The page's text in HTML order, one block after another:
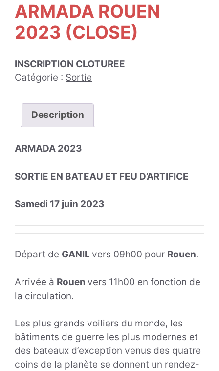
ARMADA ROUEN
2023 (CLOSE)
INSCRIPTION CLOTUREE
Catégorie : Sortie
Description
ARMADA 2023
SORTIE EN BATEAU ET FEU D’ARTIFICE
Samedi 17 juin 2023
Départ de GANIL vers 09h00 pour Rouen.
Arrivée à Rouen vers 11h00 en fonction de
la circulation.
Les plus grands voiliers du monde, les
bâtiments de guerre les plus modernes et
des bateaux d’exception venus des quatre
coins de la planète se donnent un rendez-